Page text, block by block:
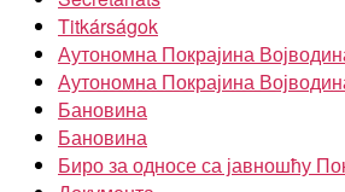
Titkárságok
Аутономна Покрајина
Аутономна Покрајина
Бановина
Бановина
Биро за односе са јавношћу